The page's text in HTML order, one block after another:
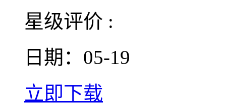
星级评价 :
日期：05-19
立即下载